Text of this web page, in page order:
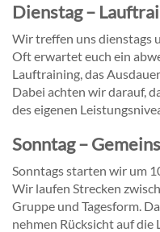
Dienstag –
Wir treffen uns dienstags
Oft erwartet euch ein
Lauftraining, das
Dabei achten wir darauf,
des eigenen
Sonntag –
Sonntags starten wir um
Wir laufen Strecken
Gruppe und Tagesform.
nehmen Rücksicht auf die